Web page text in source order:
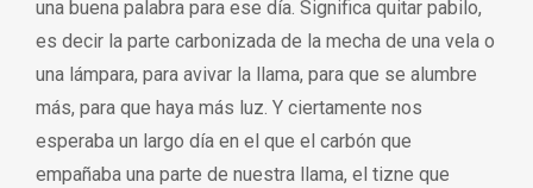
una buena palabra para ese día. Significa quitar pabilo,
es decir la parte carbonizada de la mecha de una vela o
una lámpara, para avivar la llama, para que se alumbre
más, para que haya más luz. Y ciertamente nos
esperaba un largo día en el que el carbón que
empañaba una parte de nuestra llama, el tizne que